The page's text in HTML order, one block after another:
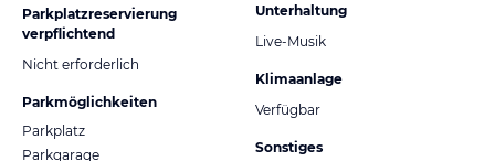
Parkplatzreservierung
verpflichtend
Nicht erforderlich
Parkmöglichkeiten
Parkplatz
Parkgarage
Unterhaltung
Live-Musik
Klimaanlage
Verfügbar
Sonstiges